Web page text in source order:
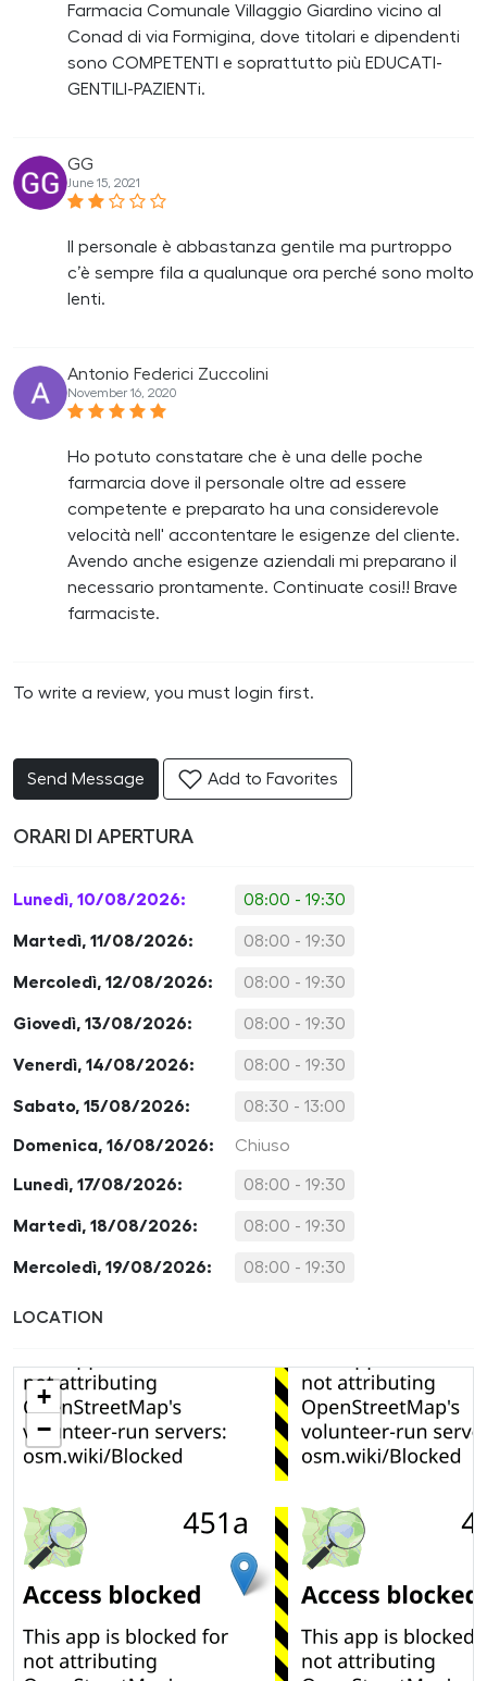
Farmacia Comunale Villaggio Giardino vicino al
Conad di via Formigina, dove titolari e dipendenti
sono COMPETENTI e soprattutto più EDUCATI-
GENTILI-PAZIENTi.
GG
June 15, 2021
Il personale è abbastanza gentile ma purtroppo
c’è sempre fila a qualunque ora perché sono molto
lenti.
Antonio Federici Zuccolini
November 16, 2020
Ho potuto constatare che è una delle poche
farmarcia dove il personale oltre ad essere
competente e preparato ha una considerevole
velocità nell' accontentare le esigenze del cliente.
Avendo anche esigenze aziendali mi preparano il
necessario prontamente. Continuate cosi!! Brave
farmaciste.
To write a review, you must login first.
Send Message Add to Favorites
ORARI DI APERTURA
Lunedì, 10/08/2026: 08:00 - 19:30
Martedì, 11/08/2026: 08:00 - 19:30
Mercoledì, 12/08/2026: 08:00 - 19:30
Giovedì, 13/08/2026: 08:00 - 19:30
Venerdì, 14/08/2026: 08:00 - 19:30
Sabato, 15/08/2026: 08:30 - 13:00
Domenica, 16/08/2026: Chiuso
Lunedì, 17/08/2026: 08:00 - 19:30
Martedì, 18/08/2026: 08:00 - 19:30
Mercoledì, 19/08/2026: 08:00 - 19:30
LOCATION
+
−